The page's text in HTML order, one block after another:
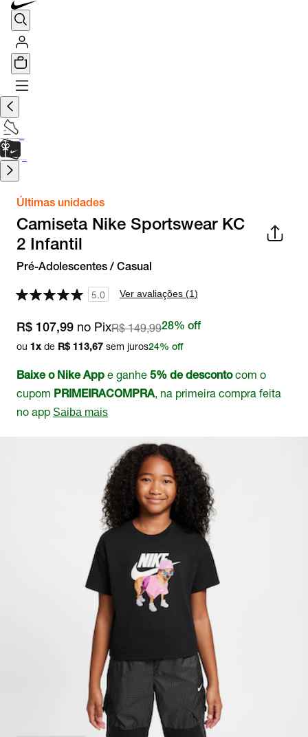
Últimas unidades
Camiseta Nike Sportswear KC
2 Infantil
Pré-Adolescentes / Casual
5.0 Ver avaliações (1)
R$ 107,99 no PixR$ 149,9928% off
ou 1x de R$ 113,67 sem juros24% off
Baixe o Nike App e ganhe 5% de descontocom o
cupom PRIMEIRACOMPRA, na primeira compra feita
no app Saiba mais